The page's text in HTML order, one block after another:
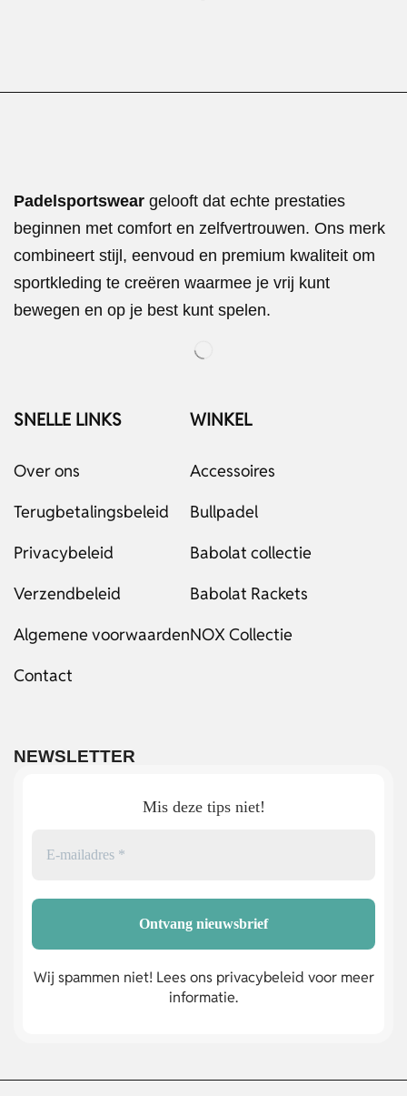
Padelsportswear gelooft dat echte prestaties
beginnen met comfort en zelfvertrouwen. Ons merk
combineert stijl, eenvoud en premium kwaliteit om
sportkleding te creëren waarmee je vrij kunt
bewegen en op je best kunt spelen.
SNELLE LINKS
Over ons
Terugbetalingsbeleid
Privacybeleid
Verzendbeleid
Algemene voorwaarden
Contact
WINKEL
Accessoires
Bullpadel
Babolat collectie
Babolat Rackets
NOX Collectie
NEWSLETTER
Mis deze tips niet!
Wij spammen niet! Lees ons privacybeleid voor meer
informatie.